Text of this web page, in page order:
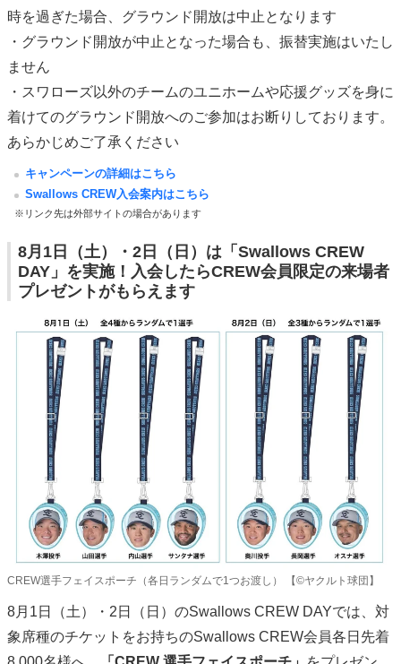
時を過ぎた場合、グラウンド開放は中止となります
・グラウンド開放が中止となった場合も、振替実施はいたし
ません
・スワローズ以外のチームのユニホームや応援グッズを身に
着けてのグラウンド開放へのご参加はお断りしております。
あらかじめご了承ください
キャンペーンの詳細はこちら
Swallows CREW入会案内はこちら
※リンク先は外部サイトの場合があります
8月1日（土）・2日（日）は「Swallows CREW
DAY」を実施！入会したらCREW会員限定の来場者
プレゼントがもらえます
CREW選手フェイスポーチ（各日ランダムで1つお渡し） 【©ヤクルト球団】
8月1日（土）・2日（日）のSwallows CREW DAYでは、対
象席種のチケットをお持ちのSwallows CREW会員各日先着